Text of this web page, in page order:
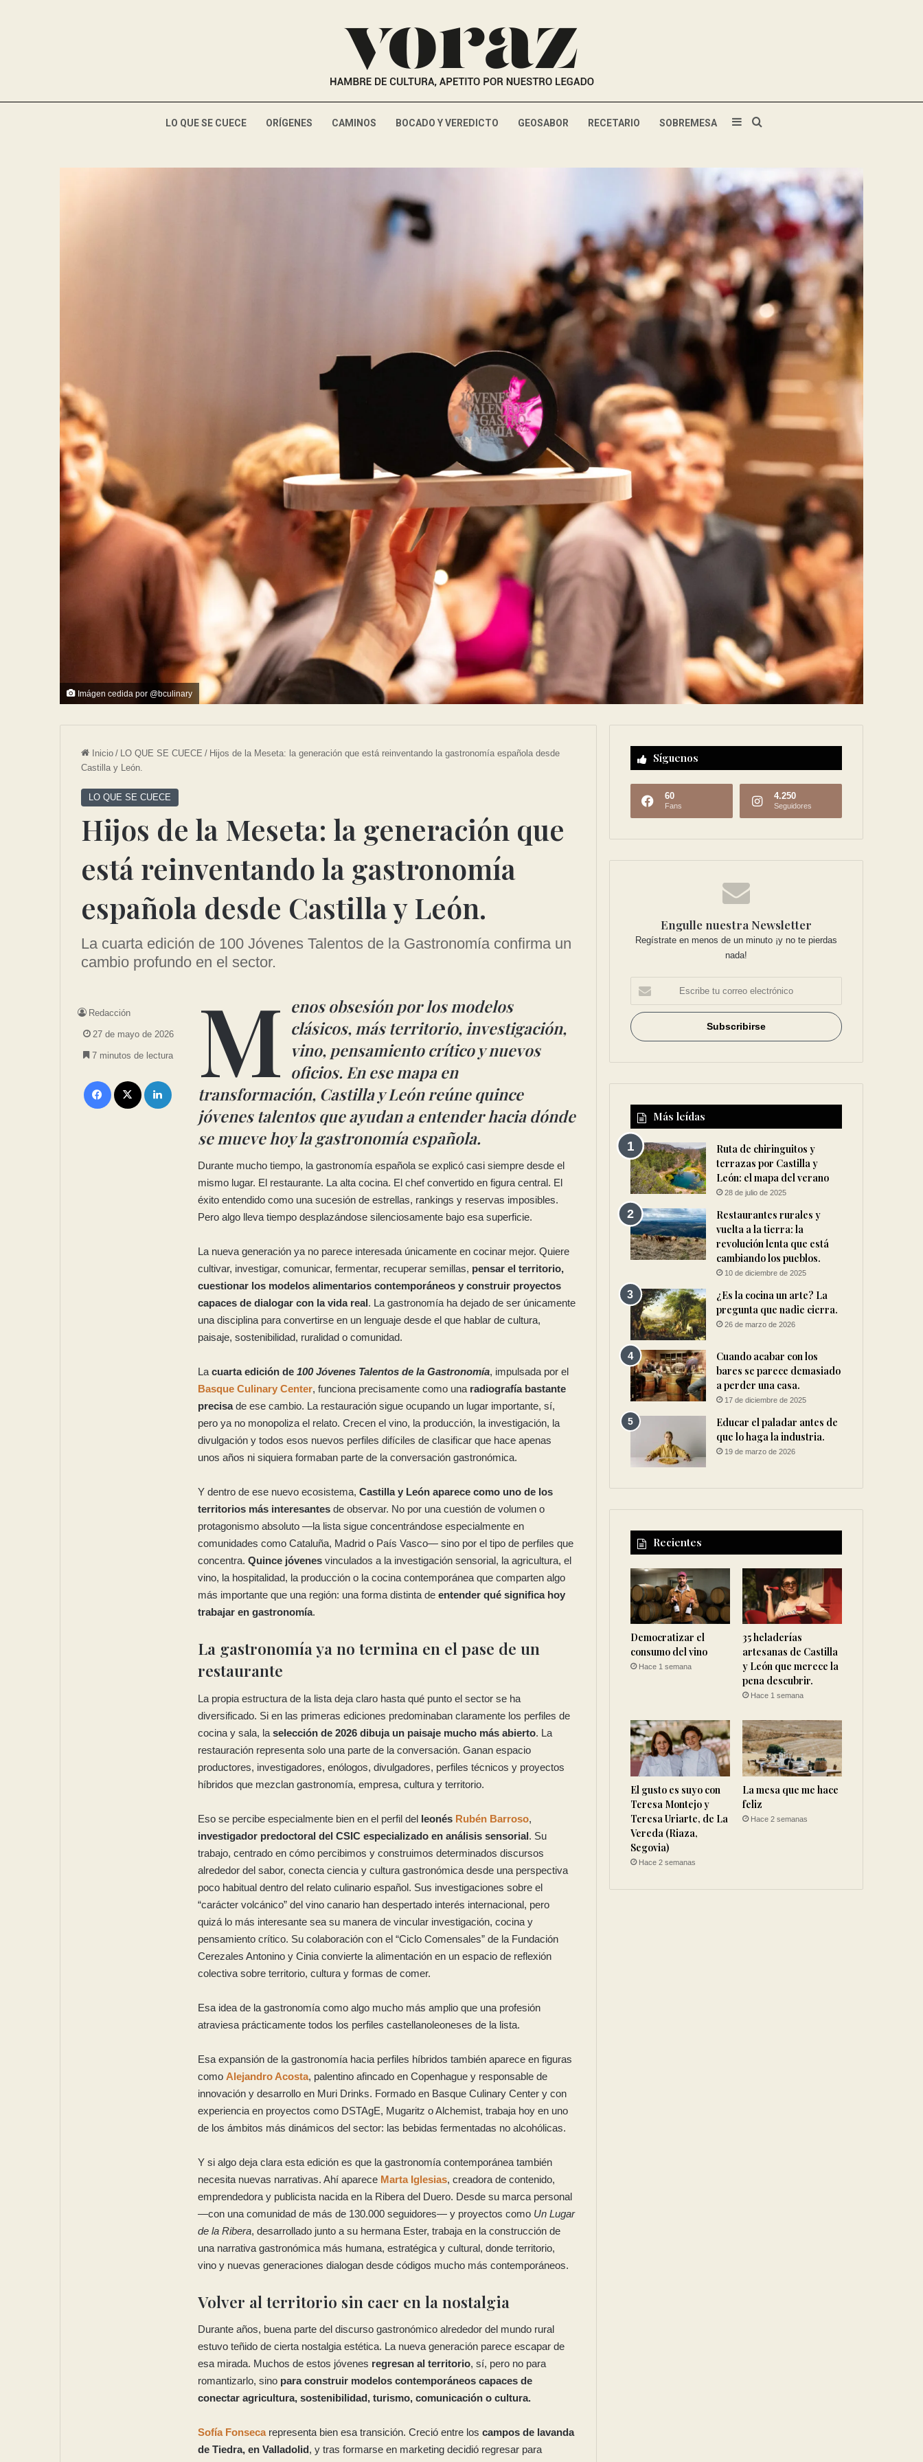
LO QUE SE CUECE ORÍGENES CAMINOS BOCADO Y VEREDICTO GEOSABOR RECETARIO SOBREMESA
Imágen cedida por @bculinary
Inicio / LO QUE SE CUECE / Hijos de la Meseta: la generación que está reinventando la gastronomía española desde
Castilla y León.
LO QUE SE CUECE
Hijos de la Meseta: la generación que
está reinventando la gastronomía
española desde Castilla y León.
La cuarta edición de 100 Jóvenes Talentos de la Gastronomía confirma un
cambio profundo en el sector.
M enos obsesión por los modelos
clásicos, más territorio, investigación,
vino, pensamiento crítico y nuevos
oficios. En ese mapa en
transformación, Castilla y León reúne quince
jóvenes talentos que ayudan a entender hacia dónde
se mueve hoy la gastronomía española.
Durante mucho tiempo, la gastronomía española se explicó casi siempre desde el
mismo lugar. El restaurante. La alta cocina. El chef convertido en figura central. El
éxito entendido como una sucesión de estrellas, rankings y reservas imposibles.
Pero algo lleva tiempo desplazándose silenciosamente bajo esa superficie.
La nueva generación ya no parece interesada únicamente en cocinar mejor. Quiere
cultivar, investigar, comunicar, fermentar, recuperar semillas, pensar el territorio,
cuestionar los modelos alimentarios contemporáneos y construir proyectos
capaces de dialogar con la vida real. La gastronomía ha dejado de ser únicamente
una disciplina para convertirse en un lenguaje desde el que hablar de cultura,
paisaje, sostenibilidad, ruralidad o comunidad.
La cuarta edición de 100 Jóvenes Talentos de la Gastronomía, impulsada por el
Basque Culinary Center, funciona precisamente como una radiografía bastante
precisade ese cambio. La restauración sigue ocupando un lugar importante, sí,
pero ya no monopoliza el relato. Crecen el vino, la producción, la investigación, la
divulgación y todos esos nuevos perfiles difíciles de clasificar que hace apenas
unos años ni siquiera formaban parte de la conversación gastronómica.
Y dentro de ese nuevo ecosistema, Castilla y León aparece como uno de los
territorios más interesantes de observar. No por una cuestión de volumen o
protagonismo absoluto —la lista sigue concentrándose especialmente en
comunidades como Cataluña, Madrid o País Vasco— sino por el tipo de perfiles que
concentra. Quince jóvenes vinculados a la investigación sensorial, la agricultura, el
vino, la hospitalidad, la producción o la cocina contemporánea que comparten algo
más importante que una región: una forma distinta de entender qué significa hoy
trabajar en gastronomía.
La gastronomía ya no termina en el pase de un
restaurante
La propia estructura de la lista deja claro hasta qué punto el sector se ha
diversificado. Si en las primeras ediciones predominaban claramente los perfiles de
cocina y sala, la selección de 2026 dibuja un paisaje mucho más abierto. La
restauración representa solo una parte de la conversación. Ganan espacio
productores, investigadores, enólogos, divulgadores, perfiles técnicos y proyectos
híbridos que mezclan gastronomía, empresa, cultura y territorio.
Eso se percibe especialmente bien en el perfil del leonés Rubén Barroso,
investigador predoctoral del CSIC especializado en análisis sensorial. Su
trabajo, centrado en cómo percibimos y construimos determinados discursos
alrededor del sabor, conecta ciencia y cultura gastronómica desde una perspectiva
poco habitual dentro del relato culinario español. Sus investigaciones sobre el
“carácter volcánico” del vino canario han despertado interés internacional, pero
quizá lo más interesante sea su manera de vincular investigación, cocina y
pensamiento crítico. Su colaboración con el “Ciclo Comensales” de la Fundación
Cerezales Antonino y Cinia convierte la alimentación en un espacio de reflexión
colectiva sobre territorio, cultura y formas de comer.
Esa idea de la gastronomía como algo mucho más amplio que una profesión
atraviesa prácticamente todos los perfiles castellanoleoneses de la lista.
Esa expansión de la gastronomía hacia perfiles híbridos también aparece en figuras
como Alejandro Acosta, palentino afincado en Copenhague y responsable de
innovación y desarrollo en Muri Drinks. Formado en Basque Culinary Center y con
experiencia en proyectos como DSTAgE, Mugaritz o Alchemist, trabaja hoy en uno
de los ámbitos más dinámicos del sector: las bebidas fermentadas no alcohólicas.
Y si algo deja clara esta edición es que la gastronomía contemporánea también
necesita nuevas narrativas. Ahí aparece Marta Iglesias, creadora de contenido,
emprendedora y publicista nacida en la Ribera del Duero. Desde su marca personal
—con una comunidad de más de 130.000 seguidores— y proyectos como Un Lugar
de la Ribera, desarrollado junto a su hermana Ester, trabaja en la construcción de
una narrativa gastronómica más humana, estratégica y cultural, donde territorio,
vino y nuevas generaciones dialogan desde códigos mucho más contemporáneos.
Volver al territorio sin caer en la nostalgia
Durante años, buena parte del discurso gastronómico alrededor del mundo rural
estuvo teñido de cierta nostalgia estética. La nueva generación parece escapar de
esa mirada. Muchos de estos jóvenes regresan al territorio, sí, pero no para
romantizarlo, sino para construir modelos contemporáneos capaces de
conectar agricultura, sostenibilidad, turismo, comunicación o cultura.
Sofía Fonsecarepresenta bien esa transición. Creció entre los campos de lavanda
de Tiedra, en Valladolid, y tras formarse en marketing decidió regresar para
Redacción
27 de mayo de 2026
7 minutos de lectura
Síguenos
60
Fans
4.250
Seguidores
Engulle nuestra Newsletter
Regístrate en menos de un minuto ¡y no te pierdas
nada!
Más leídas
Ruta de chiringuitos y
terrazas por Castilla y
León: el mapa del verano
28 de julio de 2025
Restaurantes rurales y
vuelta a la tierra: la
revolución lenta que está
cambiando los pueblos.
10 de diciembre de 2025
¿Es la cocina un arte? La
pregunta que nadie cierra.
26 de marzo de 2026
Cuando acabar con los
bares se parece demasiado
a perder una casa.
17 de diciembre de 2025
Educar el paladar antes de
que lo haga la industria.
19 de marzo de 2026
Recientes
Democratizar el
consumo del vino
Hace 1 semana
35 heladerías
artesanas de Castilla
y León que merece la
pena descubrir.
Hace 1 semana
El gusto es suyo con
Teresa Montejo y
Teresa Uriarte, de La
Vereda (Riaza,
Segovia)
Hace 2 semanas
La mesa que me hace
feliz
Hace 2 semanas